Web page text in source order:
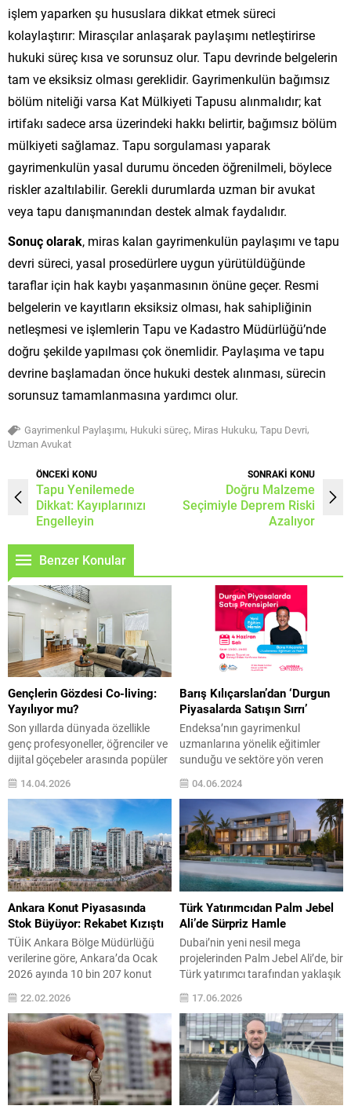
işlem yaparken şu hususlara dikkat etmek süreci
kolaylaştırır: Mirasçılar anlaşarak paylaşımı netleştirirse
hukuki süreç kısa ve sorunsuz olur. Tapu devrinde belgelerin
tam ve eksiksiz olması gereklidir. Gayrimenkulün bağımsız
bölüm niteliği varsa Kat Mülkiyeti Tapusu alınmalıdır; kat
irtifakı sadece arsa üzerindeki hakkı belirtir, bağımsız bölüm
mülkiyeti sağlamaz. Tapu sorgulaması yaparak
gayrimenkulün yasal durumu önceden öğrenilmeli, böylece
riskler azaltılabilir. Gerekli durumlarda uzman bir avukat
veya tapu danışmanından destek almak faydalıdır.
Sonuç olarak, miras kalan gayrimenkulün paylaşımı ve tapu
devri süreci, yasal prosedürlere uygun yürütüldüğünde
taraflar için hak kaybı yaşanmasının önüne geçer. Resmi
belgelerin ve kayıtların eksiksiz olması, hak sahipliğinin
netleşmesi ve işlemlerin Tapu ve Kadastro Müdürlüğü’nde
doğru şekilde yapılması çok önemlidir. Paylaşıma ve tapu
devrine başlamadan önce hukuki destek alınması, sürecin
sorunsuz tamamlanmasına yardımcı olur.
Gayrimenkul Paylaşımı, Hukuki süreç, Miras Hukuku, Tapu Devri,
Uzman Avukat
ÖNCEKİ KONU
Tapu Yenilemede
Dikkat: Kayıplarınızı
Engelleyin
SONRAKİ KONU
Doğru Malzeme
Seçimiyle Deprem Riski
Azalıyor
Benzer Konular
Gençlerin Gözdesi Co-living:
Yayılıyor mu?
Son yıllarda dünyada özellikle
genç profesyoneller, öğrenciler ve
dijital göçebeler arasında popüler
hale gelen co-living, yani ortak
yaşam konsepti, Türkiye’de de
giderek daha çok konuşulmaya
başladı. Temelde ortak sosyal
alanların ve faydaların
paylaşıldığı, ekonomik, esnek ve
topluluk odaklı yaşam alanları
olarak tanımlanan co-living,
Türkiye’de hızla büyüyen
gayrimenkul sektöründe yeni
fırsatlar...
14.04.2026
Barış Kılıçarslan’dan ‘Durgun
Piyasalarda Satışın Sırrı’
Endeksa’nın gayrimenkul
uzmanlarına yönelik eğitimler
sunduğu ve sektöre yön veren
Endeksa Masters programı,
Mersin’de bir kez daha sektör
profesyonellerini bir araya
getiriyor. Program kapsamında
uluslararası eğitmen ve yazar
Barış Kılıçarslan’ın gayrimenkul
uzmanlarına vereceği “Durgun
Piyasalarda Satışın Sırrı” eğitimi, 4
Haziran Salı günü saat 13.00 ile
16.00 saatleri arasında Mersin
Ticaret ve Sanayi...
04.06.2024
Ankara Konut Piyasasında
Stok Büyüyor: Rekabet Kızıştı
TÜİK Ankara Bölge Müdürlüğü
verilerine göre, Ankara’da Ocak
2026 ayında 10 bin 207 konut
satıldı. Geçen yılın aynı ayında
satış sayısı 10 bin 158 olarak
kaydedilmişti. Bu sembolik artış,
piyasanın durağan seyrettiğini ve
konut stokunun birikmeye
başladığını gösteriyor. Ankara
gayrimenkul piyasası 2026 yılına
durağan bir başlangıç yaptı.
22.02.2026
Türk Yatırımcıdan Palm Jebel
Ali’de Sürpriz Hamle
Dubai’nin yeni nesil mega
projelerinden Palm Jebel Ali’de, bir
Türk yatırımcı tarafından yaklaşık
6 milyon dolar değerinde villa
satın alındı. LER Properties
aracılığıyla gerçekleşen bu işlem,
Türk yatırımcıların Dubai pazarına
olan ilgisinin sürdüğünü
gösteriyor. Dubai merkezli
gayrimenkul danışmanlık şirketi
LER Properties’in gerçekleştirdiği
17.06.2026